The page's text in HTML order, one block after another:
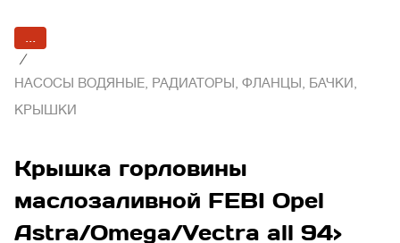
...
/
НАСОСЫ ВОДЯНЫЕ, РАДИАТОРЫ, ФЛАНЦЫ, БАЧКИ,
КРЫШКИ
Крышка горловины
маслозаливной FEBI Opel
Astra/Omega/Vectra all 94>